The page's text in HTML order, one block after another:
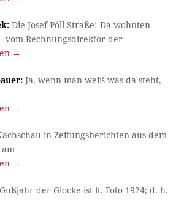
Die Josef-Pöll-Straße! Da wohnten
- vom Rechnungsdirektor der…
→
Ja, wenn man weiß was da steht,
→
in Zeitungsberichten aus dem
am…
→
der Glocke ist lt. Foto 1924; d. h.